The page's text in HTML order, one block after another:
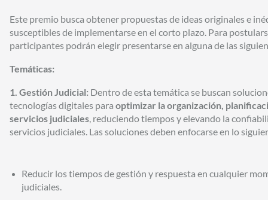
Este premio busca obtener propuestas de ideas originales e
susceptibles de implementarse en el corto plazo. Para
participantes podrán elegir presentarse en alguna de las
Temáticas:
1. Gestión Judicial: Dentro de esta temática se buscan
tecnologías digitales para optimizar la organización,
servicios judiciales, reduciendo tiempos y elevando la
servicios judiciales. Las soluciones deben enfocarse en lo
Reducir los tiempos de gestión y respuesta en cualquier
judiciales.